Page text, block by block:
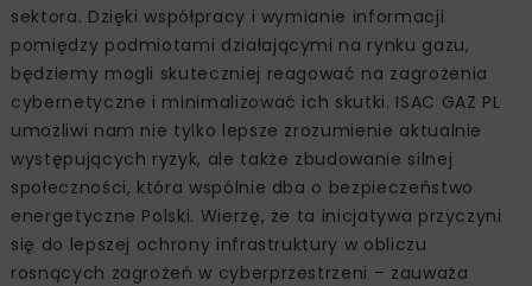
sektora. Dzięki współpracy i wymianie informacji
pomiędzy podmiotami działającymi na rynku gazu,
będziemy mogli skuteczniej reagować na zagrożenia
cybernetyczne i minimalizować ich skutki. ISAC GAZ PL
umożliwi nam nie tylko lepsze zrozumienie aktualnie
występujących ryzyk, ale także zbudowanie silnej
społeczności, która wspólnie dba o bezpieczeństwo
energetyczne Polski. Wierzę, że ta inicjatywa przyczyni
się do lepszej ochrony infrastruktury w obliczu
rosnących zagrożeń w cyberprzestrzeni – zauważa